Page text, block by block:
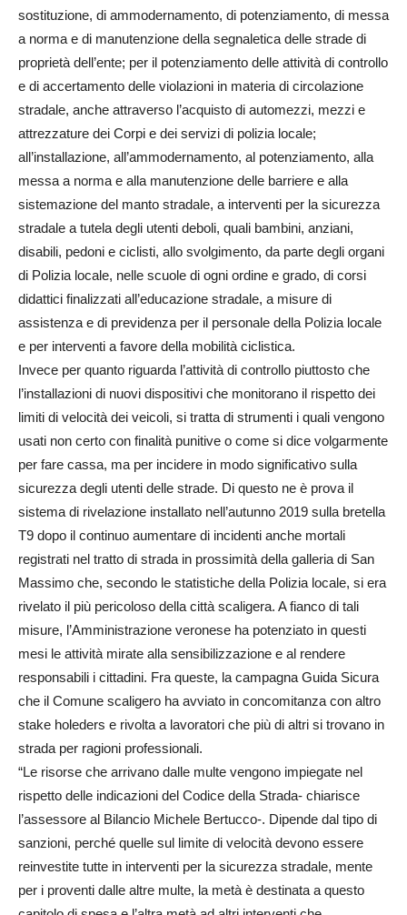
sostituzione, di ammodernamento, di potenziamento, di messa
a norma e di manutenzione della segnaletica delle strade di
proprietà dell’ente; per il potenziamento delle attività di controllo
e di accertamento delle violazioni in materia di circolazione
stradale, anche attraverso l’acquisto di automezzi, mezzi e
attrezzature dei Corpi e dei servizi di polizia locale;
all’installazione, all’ammodernamento, al potenziamento, alla
messa a norma e alla manutenzione delle barriere e alla
sistemazione del manto stradale, a interventi per la sicurezza
stradale a tutela degli utenti deboli, quali bambini, anziani,
disabili, pedoni e ciclisti, allo svolgimento, da parte degli organi
di Polizia locale, nelle scuole di ogni ordine e grado, di corsi
didattici finalizzati all’educazione stradale, a misure di
assistenza e di previdenza per il personale della Polizia locale
e per interventi a favore della mobilità ciclistica.
Invece per quanto riguarda l’attività di controllo piuttosto che
l’installazioni di nuovi dispositivi che monitorano il rispetto dei
limiti di velocità dei veicoli, si tratta di strumenti i quali vengono
usati non certo con finalità punitive o come si dice volgarmente
per fare cassa, ma per incidere in modo significativo sulla
sicurezza degli utenti delle strade. Di questo ne è prova il
sistema di rivelazione installato nell’autunno 2019 sulla bretella
T9 dopo il continuo aumentare di incidenti anche mortali
registrati nel tratto di strada in prossimità della galleria di San
Massimo che, secondo le statistiche della Polizia locale, si era
rivelato il più pericoloso della città scaligera. A fianco di tali
misure, l’Amministrazione veronese ha potenziato in questi
mesi le attività mirate alla sensibilizzazione e al rendere
responsabili i cittadini. Fra queste, la campagna Guida Sicura
che il Comune scaligero ha avviato in concomitanza con altro
stake holeders e rivolta a lavoratori che più di altri si trovano in
strada per ragioni professionali.
“Le risorse che arrivano dalle multe vengono impiegate nel
rispetto delle indicazioni del Codice della Strada- chiarisce
l’assessore al Bilancio Michele Bertucco-. Dipende dal tipo di
sanzioni, perché quelle sul limite di velocità devono essere
reinvestite tutte in interventi per la sicurezza stradale, mente
per i proventi dalle altre multe, la metà è destinata a questo